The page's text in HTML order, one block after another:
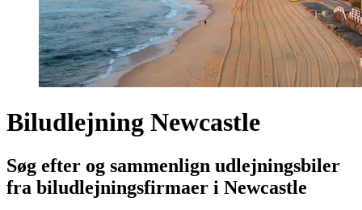
Biludlejning Newcastle
Søg efter og sammenlign udlejningsbiler
fra biludlejningsfirmaer i Newcastle